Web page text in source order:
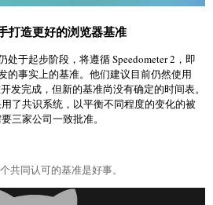
打造更好的浏览器基准
处于起步阶段，将遵循 Speedometer 2，即
的事实上的基准。他们建议目前仍然使用
发完成，但新的基准尚没有确定的时间表。
了共识系统，以平衡不同程度的变化的被
三家公司一致批准。
共同认可的基准是好事。